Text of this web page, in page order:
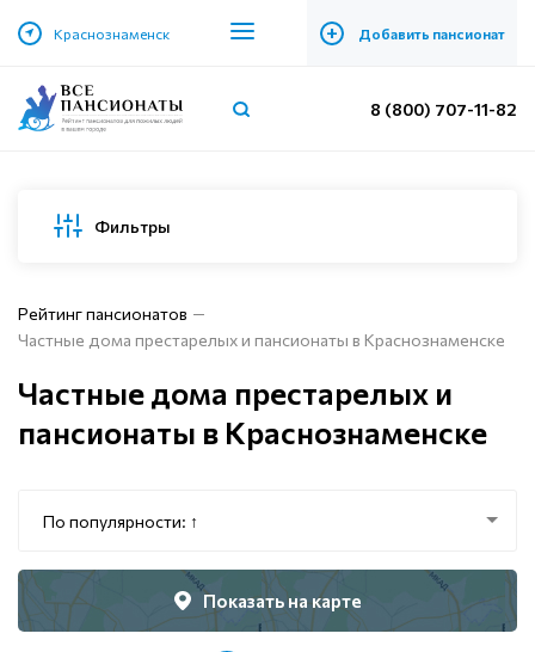
Краснознаменск + Добавить пансионат
8 (800) 707-11-82
Фильтры
Рейтинг пансионатов
Частные дома престарелых и пансионаты в Краснознаменске
Частные дома престарелых и
пансионаты в Краснознаменске
По популярности: ↑
Показать на карте